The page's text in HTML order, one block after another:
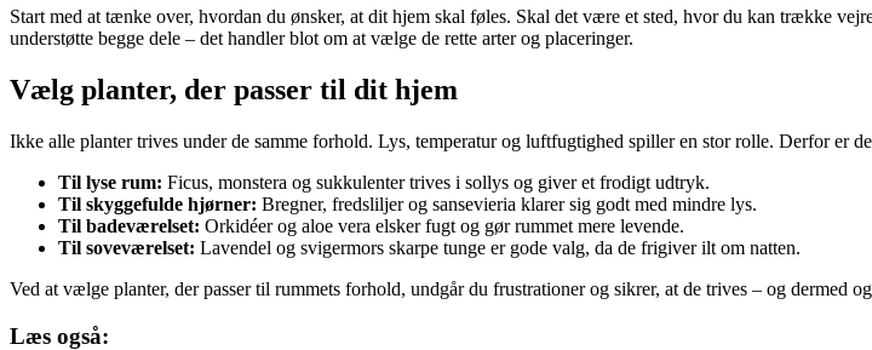
Start med at tænke over, hvordan du ønsker, at dit hjem skal føles. Skal det være et sted, hvor du kan trække
understøtte begge dele – det handler blot om at vælge de rette arter og placeringer.
Vælg planter, der passer til dit hjem
Ikke alle planter trives under de samme forhold. Lys, temperatur og luftfugtighed spiller en stor rolle. Derfor er
Til lyse rum: Ficus, monstera og sukkulenter trives i sollys og giver et frodigt udtryk.
Til skyggefulde hjørner: Bregner, fredsliljer og sansevieria klarer sig godt med mindre lys.
Til badeværelset: Orkidéer og aloe vera elsker fugt og gør rummet mere levende.
Til soveværelset: Lavendel og svigermors skarpe tunge er gode valg, da de frigiver ilt om natten.
Ved at vælge planter, der passer til rummets forhold, undgår du frustrationer og sikrer, at de trives – og dermed
Læs også: